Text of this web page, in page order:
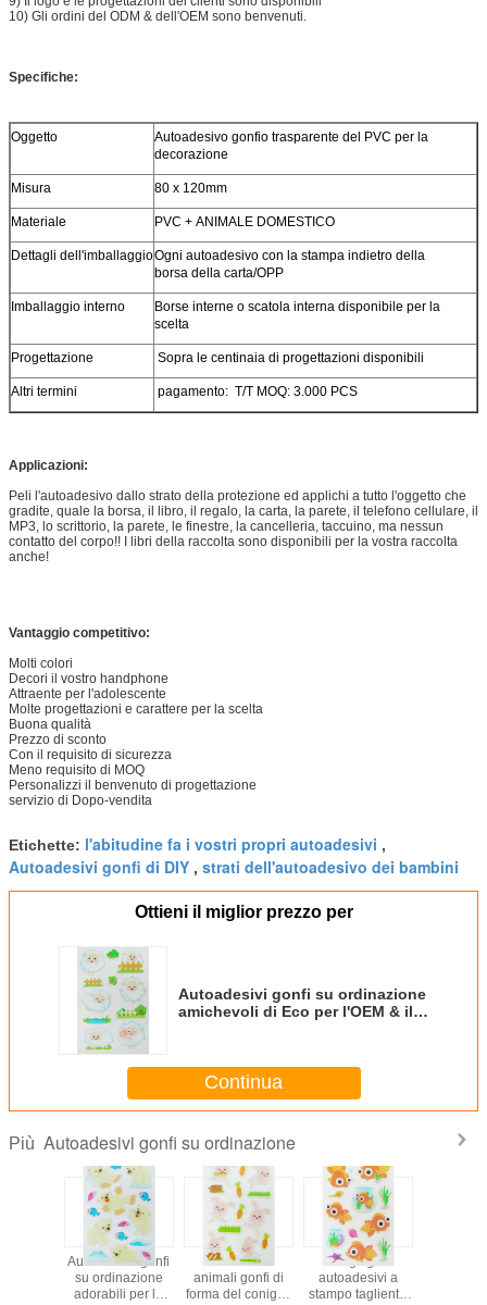
10) Gli ordini del ODM & dell'OEM sono benvenuti.
Specifiche:
Oggetto
Autoadesivo gonfio trasparente del PVC per la
decorazione
Misura 80 x 120mm
Materiale PVC + ANIMALE DOMESTICO
Dettagli dell'imballaggioOgni autoadesivo con la stampa indietro della
borsa della carta/OPP
Imballaggio interno
Borse interne o scatola interna disponibile per la
scelta
Progettazione Sopra le centinaia di progettazioni disponibili
Altri termini pagamento: T/T MOQ: 3.000 PCS
Applicazioni:
Peli l'autoadesivo dallo strato della protezione ed applichi a tutto l'oggetto che
gradite, quale la borsa, il libro, il regalo, la carta, la parete, il telefono cellulare, il
MP3, lo scrittorio, la parete, le finestre, la cancelleria, taccuino, ma nessun
contatto del corpo!! I libri della raccolta sono disponibili per la vostra raccolta
anche!
Vantaggio competitivo:
Molti colori
Decori il vostro handphone
Attraente per l'adolescente
Molte progettazioni e carattere per la scelta
Buona qualità
Prezzo di sconto
Con il requisito di sicurezza
Meno requisito di MOQ
Personalizzi il benvenuto di progettazione
servizio di Dopo-vendita
Etichette: l'abitudine fa i vostri propri autoadesivi ,
Autoadesivi gonfi di DIY , strati dell'autoadesivo dei bambini
Ottieni il miglior prezzo per
Autoadesivi gonfi su ordinazione
amichevoli di Eco per l'OEM & il
Continua
Più Autoadesivi gonfi su ordinazione
Autoadesivi gonfi
su ordinazione
adorabili per le
Autoadesivi
animali gonfi di
forma del coniglio
Tagli gli
autoadesivi a
stampo tagliente